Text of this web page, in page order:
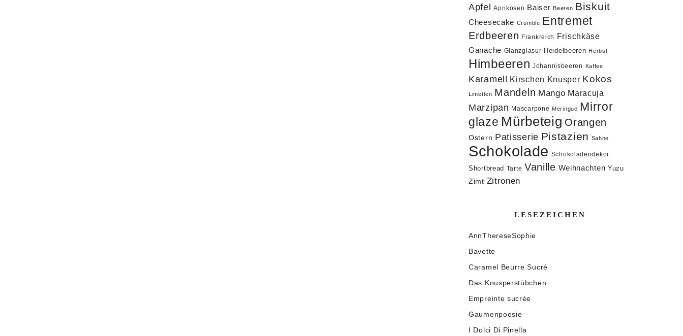
Apfel Aprikosen Baiser Beeren Biskuit
Cheesecake Crumble Entremet
Erdbeeren Frankreich Frischkäse
Ganache Glanzglasur Heidelbeeren Herbst
Himbeeren Johannisbeeren Kaffee
Karamell Kirschen Knusper Kokos
Limetten Mandeln Mango Maracuja
Marzipan Mascarpone Meringue Mirror
glaze Mürbeteig Orangen
Ostern Patisserie Pistazien Sahne
Schokolade Schokoladendekor
Shortbread Tarte Vanille Weihnachten Yuzu
Zimt Zitronen
LESEZEICHEN
AnnThereseSophie
Bavette
Caramel Beurre Sucré
Das Knusperstübchen
Empreinte sucrée
Gaumenpoesie
I Dolci Di Pinella